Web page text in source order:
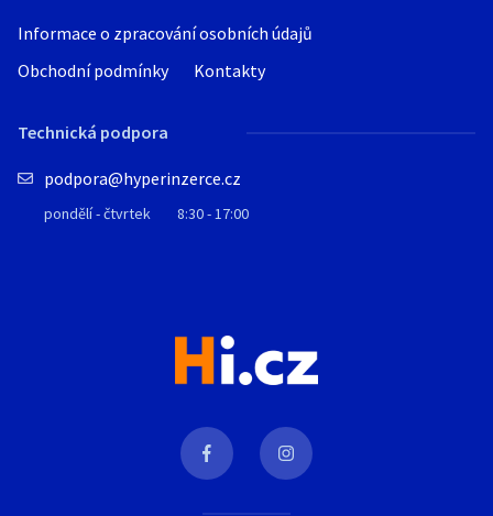
Informace o zpracování osobních údajů
Obchodní podmínky
Kontakty
Technická podpora
podpora@hyperinzerce.cz
pondělí - čtvrtek 8:30 - 17:00